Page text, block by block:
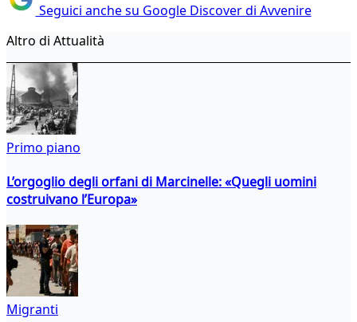
Seguici anche su Google Discover di Avvenire
Altro di Attualità
Primo piano
L’orgoglio degli orfani di Marcinelle: «Quegli uomini
costruivano l’Europa»
Migranti